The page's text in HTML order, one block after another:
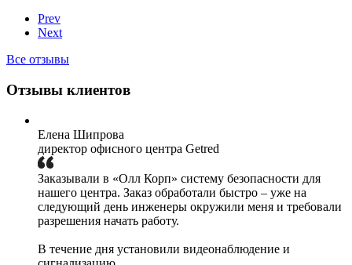
Prev
Next
Все отзывы
Отзывы клиентов
Елена Шипрова
директор офисного центра Getred
Заказывали в «Олл Корп» систему безопасности для
нашего центра. Заказ обработали быстро – уже на
следующий день инженеры окружили меня и требовали
разрешения начать работу.
В течение дня установили видеонаблюдение и